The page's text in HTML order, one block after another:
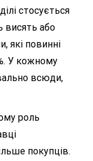
стосується
висять або
які повинні
У кожному
всюди,
роль
покупців.